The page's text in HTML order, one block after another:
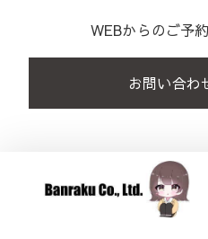
WEBからのご予
お問い合わ